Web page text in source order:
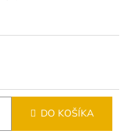
DO KOŠÍKA